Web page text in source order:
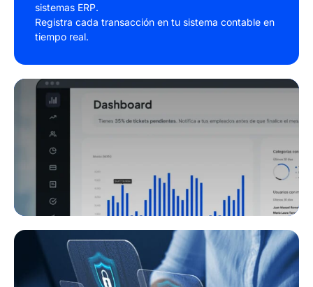
sistemas ERP.
Registra cada transacción en tu sistema contable en
tiempo real.
Visibilidad Completa
Reportes detallados y personalizables que te
empresa.
Filtra y analiza los gastos por departamento,
proyecto o empleado.
Reducción de Fraudes y Errores
Controles avanzados para evitar el mal uso de la